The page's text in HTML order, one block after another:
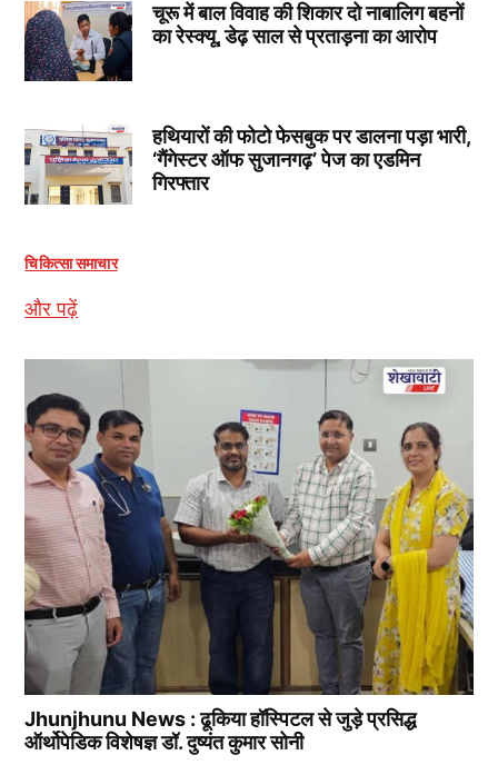
चूरू में बाल विवाह की शिकार दो नाबालिग बहनों
का रेस्क्यू, डेढ़ साल से प्रताड़ना का आरोप
हथियारों की फोटो फेसबुक पर डालना पड़ा भारी,
‘गैंगेस्टर ऑफ सुजानगढ़’ पेज का एडमिन
गिरफ्तार
चिकित्सा समाचार
और पढ़ें
Jhunjhunu News : ढूकिया हॉस्पिटल से जुड़े प्रसिद्ध
ऑर्थोपेडिक विशेषज्ञ डॉ. दुष्यंत कुमार सोनी